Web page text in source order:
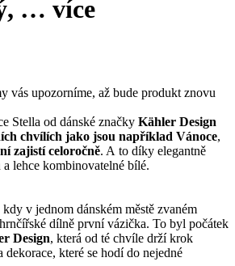
, … více
vás upozorníme, až bude produkt znovu
Stella od dánské značky Kähler Design
chvílích jako jsou například Vánoce,
zajistí celoročně. A to díky elegantně
lehce kombinovatelné bílé.
kdy v jednom dánském městě zvaném
dílně první vázička. To byl počátek
Design, která od té chvíle drží krok
které se hodí do nejedné